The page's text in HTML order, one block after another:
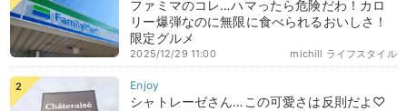
ファミマのコレ…ハマったら危険だわ！カロ
リー爆弾なのに無限に食べられるおいしさ！
限定グルメ
michill ライフスタイル
2025/12/29 11:00
シャトレーゼさん…この可愛さは反則だよ♡